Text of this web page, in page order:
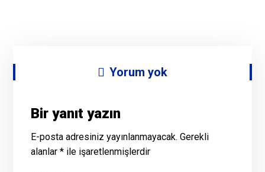
Yorum yok
Bir yanıt yazın
E-posta adresiniz yayınlanmayacak. Gerekli
alanlar* ile işaretlenmişlerdir